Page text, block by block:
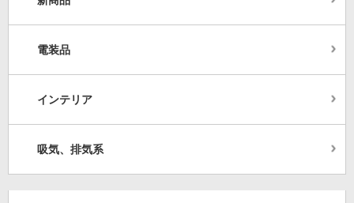
電装品
インテリア
吸気、排気系